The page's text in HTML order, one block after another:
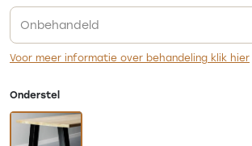
Voor meer informatie over behandeling klik hier
Onderstel